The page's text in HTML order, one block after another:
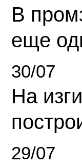
В
еще
30/07
На
29/07